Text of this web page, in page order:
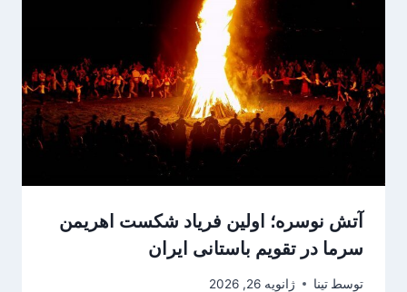
آتش نوسره؛ اولین فریاد شکست اهریمن
سرما در تقویم باستانی ایران
توسط تینا ژانویه 26, 2026